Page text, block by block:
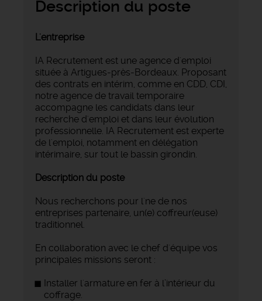
Description du poste
L'entreprise
IA Recrutement est une agence d'emploi
située à Artigues-près-Bordeaux. Proposant
des contrats en intérim, comme en CDD, CDI,
notre agence de travail temporaire
accompagne les candidats dans leur
recherche d'emploi et dans leur évolution
professionnelle. IA Recrutement est experte
de l'emploi, notamment en délégation
intérimaire, sur tout le bassin girondin.
Description du poste
Nous recherchons pour l'ne de nos
entreprises partenaire, un(e) coffreur(euse)
traditionnel.
En collaboration avec le chef d'équipe vos
principales missions seront :
Installer l'armature en fer à l’intérieur du
coffrage.